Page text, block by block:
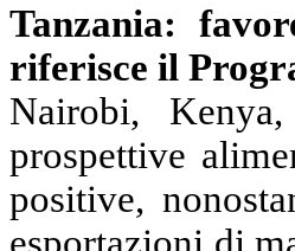
Tanzania:
riferisce il
Nairobi,
prospettive
positive,
esportazioni di